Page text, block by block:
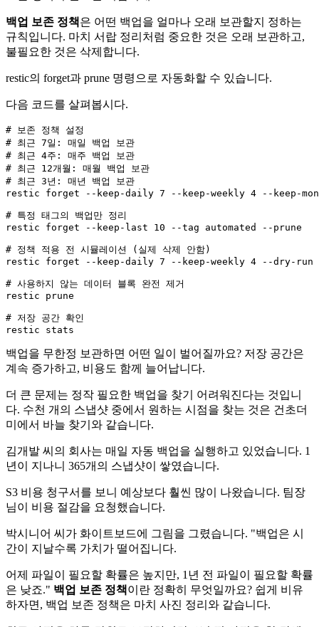
백업 보존 정책은 어떤 백업을 얼마나 오래 보관할지 정하는
규칙입니다. 마치 서랍 정리처럼 중요한 것은 오래 보관하고,
불필요한 것은 삭제합니다.
restic의 forget과 prune 명령으로 자동화할 수 있습니다.
다음 코드를 살펴봅시다.
# 보존 정책 설정
# 최근 7일: 매일 백업 보관
# 최근 4주: 매주 백업 보관
# 최근 12개월: 매월 백업 보관
# 최근 3년: 매년 백업 보관
restic forget --keep-daily 7 --keep-weekly 4 --keep-
# 특정 태그의 백업만 정리
restic forget --keep-last 10 --tag automated --prune
# 정책 적용 전 시뮬레이션 (실제 삭제 안함)
restic forget --keep-daily 7 --keep-weekly 4 --dry-run
# 사용하지 않는 데이터 블록 완전 제거
restic prune
# 저장 공간 확인
백업을 무한정 보관하면 어떤 일이 벌어질까요? 저장 공간은
계속 증가하고, 비용도 함께 늘어납니다.
더 큰 문제는 정작 필요한 백업을 찾기 어려워진다는 것입니
다. 수천 개의 스냅샷 중에서 원하는 시점을 찾는 것은 건초더
미에서 바늘 찾기와 같습니다.
김개발 씨의 회사는 매일 자동 백업을 실행하고 있었습니다. 1
년이 지나니 365개의 스냅샷이 쌓였습니다.
S3 비용 청구서를 보니 예상보다 훨씬 많이 나왔습니다. 팀장
님이 비용 절감을 요청했습니다.
박시니어 씨가 화이트보드에 그림을 그렸습니다. "백업은 시
간이 지날수록 가치가 떨어집니다.
어제 파일이 필요할 확률은 높지만, 1년 전 파일이 필요할 확률
은 낮죠." 백업 보존 정책이란 정확히 무엇일까요? 쉽게 비유
하자면, 백업 보존 정책은 마치 사진 정리와 같습니다.